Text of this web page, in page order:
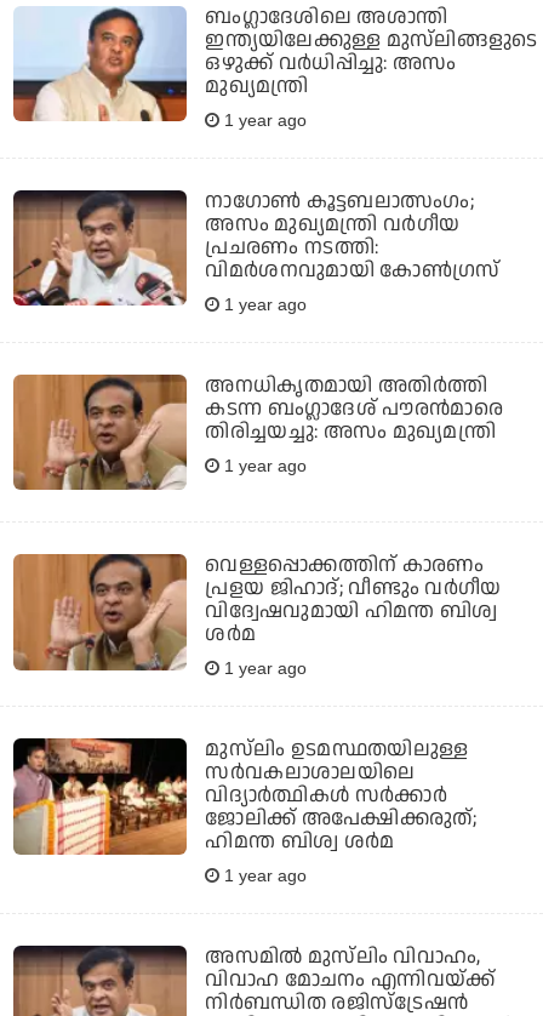
ബംഗ്ലാദേശിലെ അശാന്തി
ഇന്ത്യയിലേക്കുള്ള മുസ്‌ലിങ്ങളുടെ
ഒഴുക്ക് വർധിപ്പിച്ചു: അസം
മുഖ്യമന്ത്രി
1 year ago
നാഗോൺ കൂട്ടബലാത്സംഗം;
അസം മുഖ്യമന്ത്രി വർഗീയ
പ്രചരണം നടത്തി:
വിമർശനവുമായി കോൺഗ്രസ്
1 year ago
അനധികൃതമായി അതിര്‍ത്തി
കടന്ന ബംഗ്ലാദേശ് പൗരന്‍മാരെ
തിരിച്ചയച്ചു: അസം മുഖ്യമന്ത്രി
1 year ago
വെള്ളപ്പൊക്കത്തിന് കാരണം
പ്രളയ ജിഹാദ്; വീണ്ടും വർഗീയ
വിദ്വേഷവുമായി ഹിമന്ത ബിശ്വ
ശർമ
1 year ago
മുസ്‌ലിം ഉടമസ്ഥതയിലുള്ള
സർവകലാശാലയിലെ
വിദ്യാർത്ഥികൾ സർക്കാർ
ജോലിക്ക് അപേക്ഷിക്കരുത്;
ഹിമന്ത ബിശ്വ ശർമ
1 year ago
അസമില്‍ മുസ്‌ലിം വിവാഹം,
വിവാഹ മോചനം എന്നിവയ്ക്ക്
നിര്‍ബന്ധിത രജിസ്‌ട്രേഷന്‍